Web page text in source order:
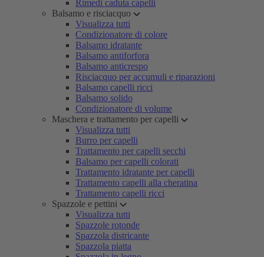
Rimedi caduta capelli
Balsamo e risciacquo
Visualizza tutti
Condizionatore di colore
Balsamo idratante
Balsamo antiforfora
Balsamo anticrespo
Risciacquo per accumuli e riparazioni
Balsamo capelli ricci
Balsamo solido
Condizionatore di volume
Maschera e trattamento per capelli
Visualizza tutti
Burro per capelli
Trattamento per capelli secchi
Balsamo per capelli colorati
Trattamento idratante per capelli
Trattamento capelli alla cheratina
Trattamento capelli ricci
Spazzole e pettini
Visualizza tutti
Spazzole rotonde
Spazzola districante
Spazzola piatta